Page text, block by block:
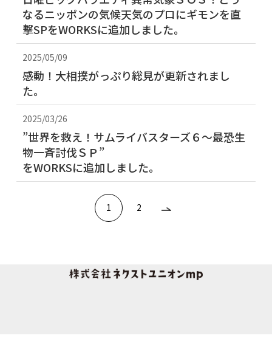
なるニッポンの気候天気のプロにギモンを直
撃SPをWORKSに追加しました。
2025/05/09
感動！大相撲がっぷり総見が更新されまし
た。
2025/03/26
”世界を救え！サムライバスターズ６～最恐生
物一斉討伐ＳＰ”
をWORKSに追加しました。
1 2